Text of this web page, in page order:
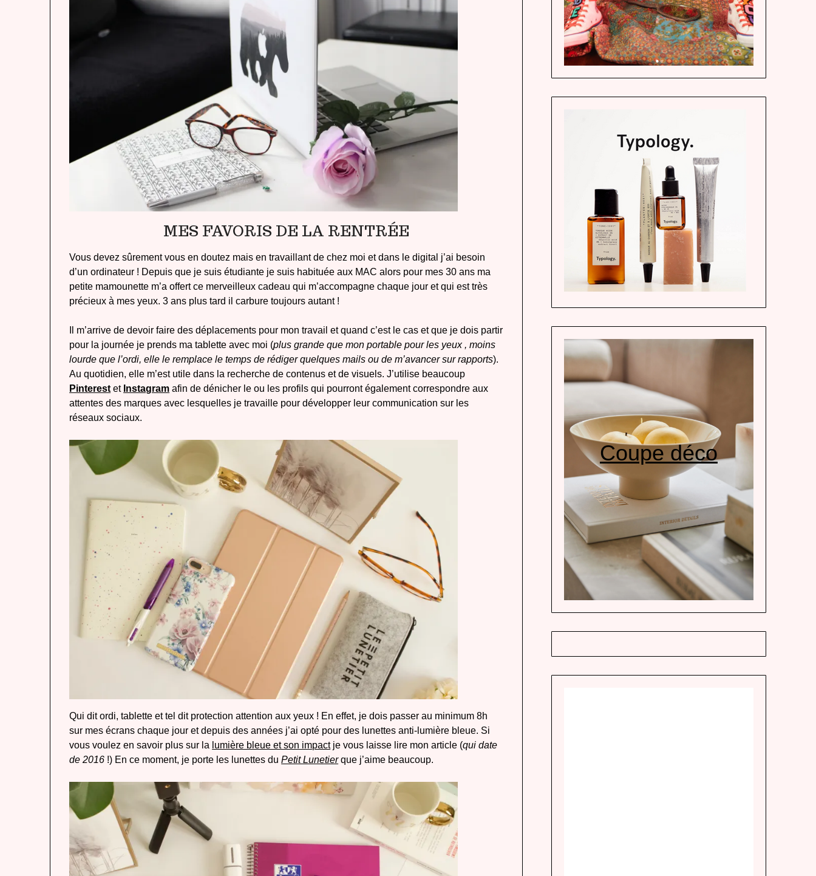
MES FAVORIS DE LA RENTRÉE
Vous devez sûrement vous en doutez mais en travaillant de chez moi et dans le digital j’ai besoin
d’un ordinateur ! Depuis que je suis étudiante je suis habituée aux MAC alors pour mes 30 ans ma
petite mamounette m’a offert ce merveilleux cadeau qui m’accompagne chaque jour et qui est très
précieux à mes yeux. 3 ans plus tard il carbure toujours autant !
Il m’arrive de devoir faire des déplacements pour mon travail et quand c’est le cas et que je dois partir
pour la journée je prends ma tablette avec moi (plus grande que mon portable pour les yeux , moins
lourde que l’ordi, elle le remplace le temps de rédiger quelques mails ou de m’avancer sur rapports).
Au quotidien, elle m’est utile dans la recherche de contenus et de visuels. J’utilise beaucoup
Pinterest et Instagram afin de dénicher le ou les profils qui pourront également correspondre aux
attentes des marques avec lesquelles je travaille pour développer leur communication sur les
réseaux sociaux.
Qui dit ordi, tablette et tel dit protection attention aux yeux ! En effet, je dois passer au minimum 8h
sur mes écrans chaque jour et depuis des années j’ai opté pour des lunettes anti-lumière bleue. Si
vous voulez en savoir plus sur la lumière bleue et son impactje vous laisse lire mon article (qui date
de 2016 !) En ce moment, je porte les lunettes duPetit Lunetierque j’aime beaucoup.
Coupe déco